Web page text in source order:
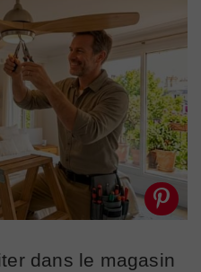
dans le magasin